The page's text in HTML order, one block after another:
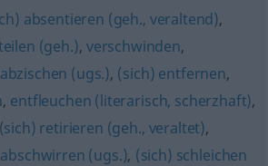
absentieren (geh., veraltend),
(geh.), verschwinden,
abzischen (ugs.), (sich) entfernen,
, entfleuchen (literarisch, scherzhaft),
(sich) retirieren (geh., veraltet),
abschwirren (ugs.), (sich) schleichen